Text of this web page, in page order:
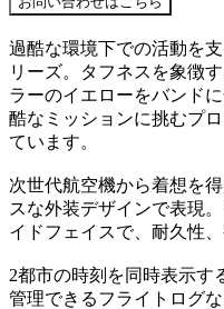
過酷な環境下での活動を
リーズ。タフネスを象徴
ラーのイエローをバンド
酷なミッションに挑むプ
ています。
次世代航空機から着想を
スな外装デザインで表現
イドフェイスで、耐久性
2都市の時刻を同時表示す
管理できるフライトログ